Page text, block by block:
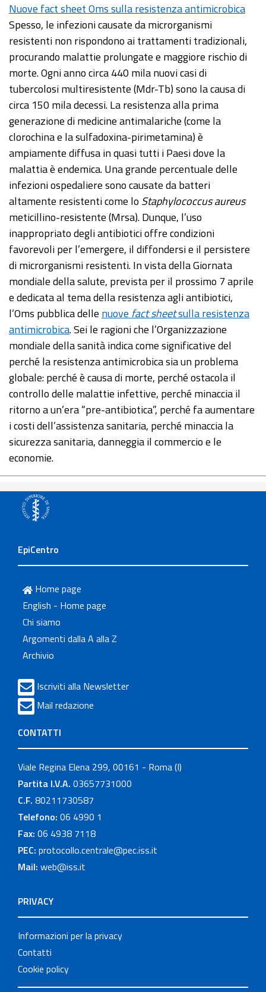
Nuove fact sheet Oms sulla resistenza antimicrobica
Spesso, le infezioni causate da microrganismi
resistenti non rispondono ai trattamenti tradizionali,
procurando malattie prolungate e maggiore rischio di
morte. Ogni anno circa 440 mila nuovi casi di
tubercolosi multiresistente (Mdr-Tb) sono la causa di
circa 150 mila decessi. La resistenza alla prima
generazione di medicine antimalariche (come la
clorochina e la sulfadoxina-pirimetamina) è
ampiamente diffusa in quasi tutti i Paesi dove la
malattia è endemica. Una grande percentuale delle
infezioni ospedaliere sono causate da batteri
altamente resistenti come lo Staphylococcus aureus
meticillino-resistente (Mrsa). Dunque, l’uso
inappropriato degli antibiotici offre condizioni
favorevoli per l’emergere, il diffondersi e il persistere
di microrganismi resistenti. In vista della Giornata
mondiale della salute, prevista per il prossimo 7 aprile
e dedicata al tema della resistenza agli antibiotici,
l’Oms pubblica delle nuove fact sheetsulla resistenza
antimicrobica. Sei le ragioni che l’Organizzazione
mondiale della sanità indica come significative del
perché la resistenza antimicrobica sia un problema
globale: perché è causa di morte, perché ostacola il
controllo delle malattie infettive, perché minaccia il
ritorno a un’era “pre-antibiotica”, perché fa aumentare
i costi dell’assistenza sanitaria, perché minaccia la
sicurezza sanitaria, danneggia il commercio e le
economie.
EpiCentro
Home page
English - Home page
Chi siamo
Argomenti dalla A alla Z
Archivio
Iscriviti alla Newsletter
Mail redazione
CONTATTI
Viale Regina Elena 299, 00161 - Roma (I)
Partita I.V.A. 03657731000
C.F. 80211730587
Telefono: 06 4990 1
Fax: 06 4938 7118
PEC: protocollo.centrale@pec.iss.it
Mail: web@iss.it
PRIVACY
Informazioni per la privacy
Contatti
Cookie policy